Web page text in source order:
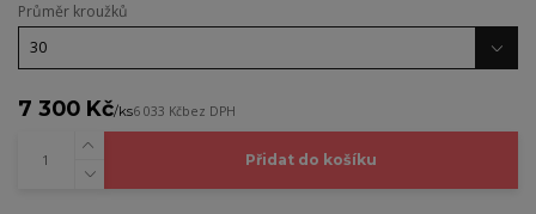
Průměr kroužků
7 300 Kč/ks6 033 Kčbez DPH
Přidat do košíku